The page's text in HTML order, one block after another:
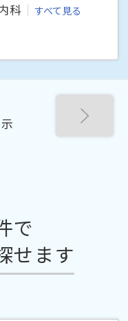
科 すべて見る
で
せます